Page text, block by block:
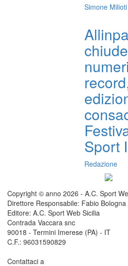
Simone Milioti
Sport
Redazione
Copyright © anno 2026 - A.C. Sport
Direttore Responsabile: Fabio Bologna
Editore: A.C. Sport Web Sicilia
Contrada Vaccara snc
90018 - Termini Imerese (PA) - IT
C.F.: 96031590829
Contattaci a